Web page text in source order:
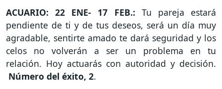
ACUARIO: 22 ENE- 17 FEB.: Tu pareja estará
pendiente de ti y de tus deseos, será un día muy
agradable, sentirte amado te dará seguridad y los
celos no volverán a ser un problema en tu
relación. Hoy actuarás con autoridad y decisión.
Número del éxito, 2.